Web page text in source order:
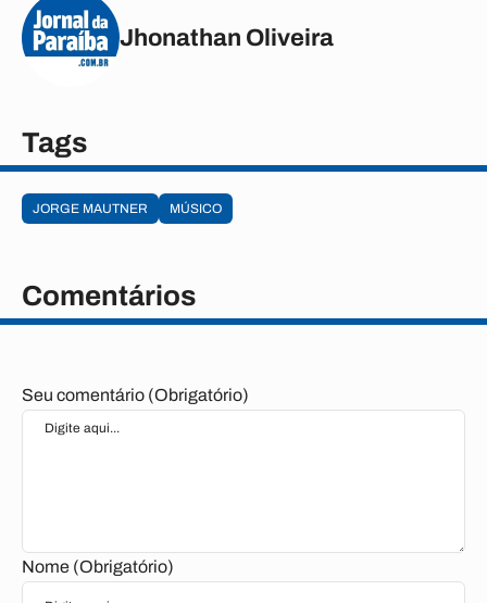
Jhonathan Oliveira
Tags
JORGE MAUTNER MÚSICO
Comentários
Seu comentário (Obrigatório)
Nome (Obrigatório)